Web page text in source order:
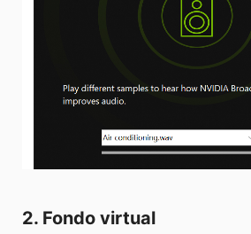
2. Fondo virtual